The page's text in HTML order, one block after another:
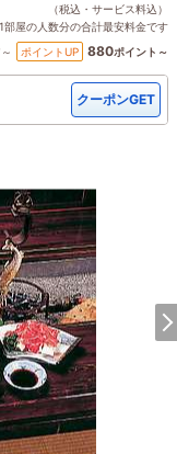
（税込・サービス料込）
部屋の人数分の合計最安料金です
ポイントUP 880ポイント～
クーポンGET